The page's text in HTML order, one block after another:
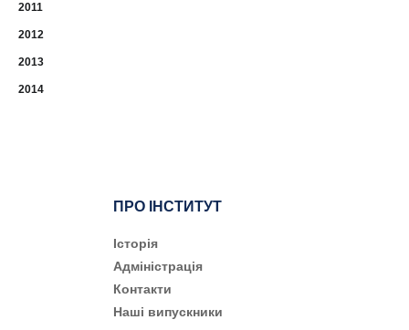
2011
2012
2013
2014
ПРО ІНСТИТУТ
Історія
Адміністрація
Контакти
Наші випускники